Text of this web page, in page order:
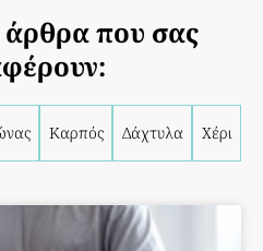
άρθρα που σας
Καρπός Δάχτυλα Χέρι